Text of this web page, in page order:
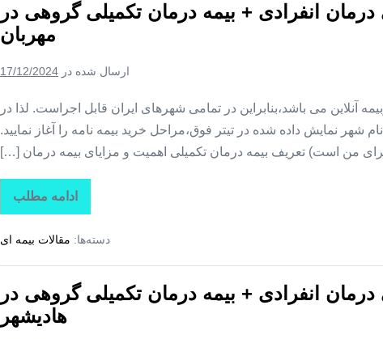
+
بیمه
درمان
تکمیلی
در
کنان
درمان انفرادی + بیمه درمان تکمیلی گروهی در
مهربان
ارسال شده در 17/12/2024
آنلاین می باشد،بنابراین در تمامی شهرهای ایران قابل اجراست. لذا در
شهر نمایش داده شده در تیتر فوق،مراحل خرید بیمه نامه را آغاز نمایید.
من است) تعریف بیمه درمان تکمیلی اهمیت و مزایای بیمه درمان […]
ادامه مطلب
تاراز
بیمه
بیمه
درمان
+
بیمه
درمان
تکمیلی
دسته‌ها: مقالات بیمه ای
درمان انفرادی + بیمه درمان تکمیلی گروهی در
هادیشهر